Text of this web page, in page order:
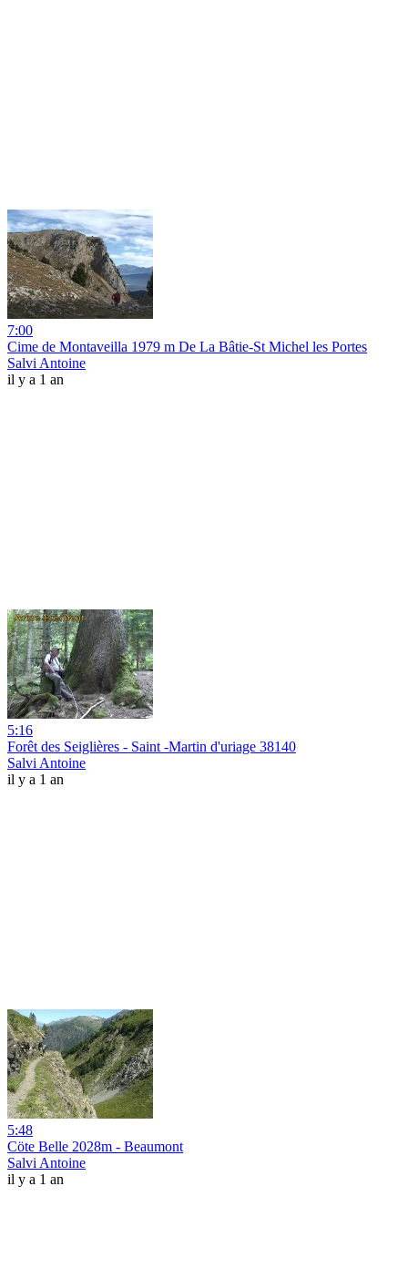
7:00
Cime de Montaveilla 1979 m De La Bâtie-St Michel les Portes
Salvi Antoine
il y a 1 an
5:16
Forêt des Seiglières - Saint -Martin d'uriage 38140
Salvi Antoine
il y a 1 an
5:48
Cöte Belle 2028m - Beaumont
Salvi Antoine
il y a 1 an